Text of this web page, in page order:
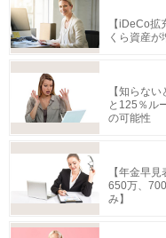
【iDeCo
くら資産が
【知らな
と125％ル
の可能性
【年金早
650万、
み】